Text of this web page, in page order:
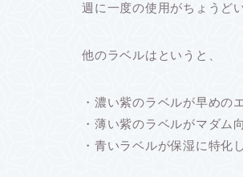
週に一度の使用がちょうど
他のラベルはというと、
・濃い紫のラベルが早めの
・薄い紫のラベルがマダム
・青いラベルが保湿に特化